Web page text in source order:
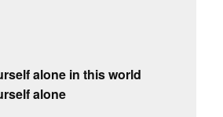
alone in this world
alone